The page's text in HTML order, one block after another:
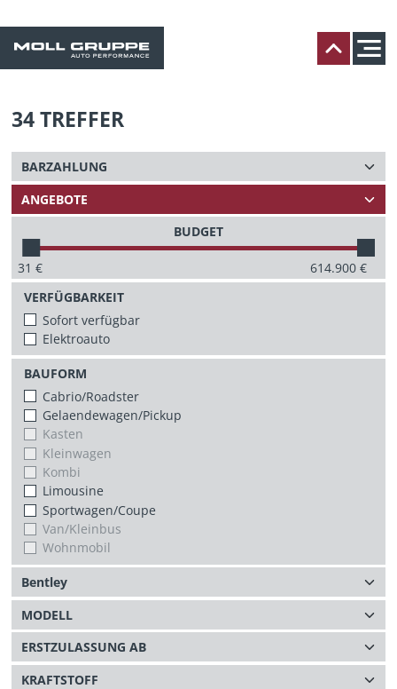
34TREFFER
BUDGET
31 € 614.900€
VERFÜGBARKEIT
Sofort verfügbar
Elektroauto
BAUFORM
Cabrio/Roadster
Gelaendewagen/Pickup
Kasten
Kleinwagen
Kombi
Limousine
Sportwagen/Coupe
Van/Kleinbus
Wohnmobil